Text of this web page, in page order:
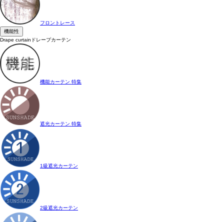
フロントレース
機能性
Drape curtain ドレープカーテン
機能カーテン 特集
遮光カーテン 特集
1級遮光カーテン
2級遮光カーテン